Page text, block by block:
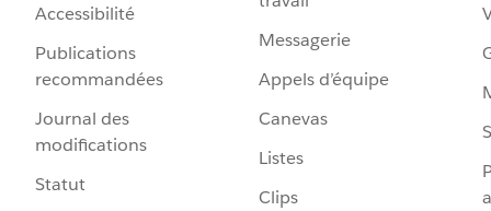
Accessibilité
Publications
recommandées
Journal des
modifications
Statut
Messagerie
Appels d’équipe
Canevas
Listes
Clips